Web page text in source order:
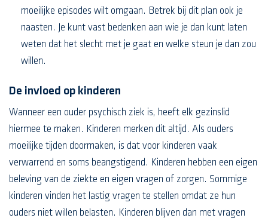
moeilijke episodes wilt omgaan. Betrek bij dit plan ook je
naasten. Je kunt vast bedenken aan wie je dan kunt laten
weten dat het slecht met je gaat en welke steun je dan zou
willen.
De invloed op kinderen
Wanneer een ouder psychisch ziek is, heeft elk gezinslid
hiermee te maken. Kinderen merken dit altijd. Als ouders
moeilijke tijden doormaken, is dat voor kinderen vaak
verwarrend en soms beangstigend. Kinderen hebben een eigen
beleving van de ziekte en eigen vragen of zorgen. Sommige
kinderen vinden het lastig vragen te stellen omdat ze hun
ouders niet willen belasten. Kinderen blijven dan met vragen